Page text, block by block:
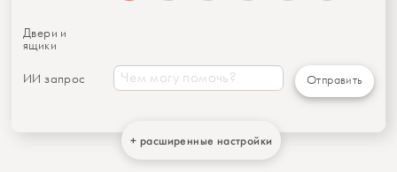
Двери и
ящики
ИИ запрос Отправить
+ расширенные настройки